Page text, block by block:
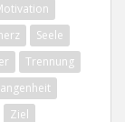
Seele
Trennung
Ziel